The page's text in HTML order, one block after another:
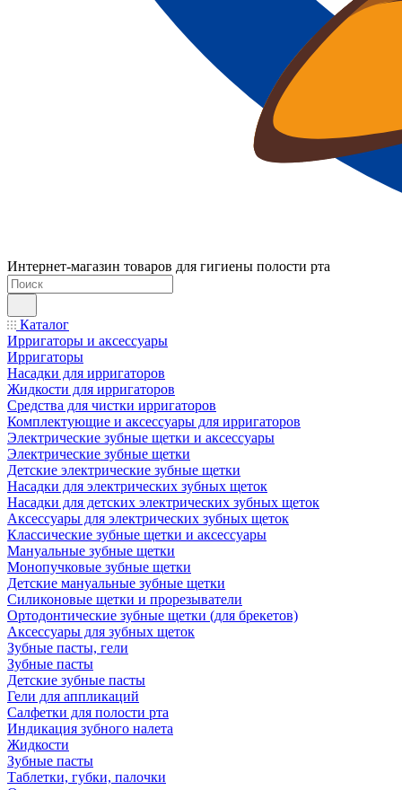
Интернет-магазин товаров для гигиены полости рта
Каталог
Ирригаторы и аксессуары
Ирригаторы
Насадки для ирригаторов
Жидкости для ирригаторов
Средства для чистки ирригаторов
Комплектующие и аксессуары для ирригаторов
Электрические зубные щетки и аксессуары
Электрические зубные щетки
Детские электрические зубные щетки
Насадки для электрических зубных щеток
Насадки для детских электрических зубных щеток
Аксессуары для электрических зубных щеток
Классические зубные щетки и аксессуары
Мануальные зубные щетки
Монопучковые зубные щетки
Детские мануальные зубные щетки
Силиконовые щетки и прорезыватели
Ортодонтические зубные щетки (для брекетов)
Аксессуары для зубных щеток
Зубные пасты, гели
Зубные пасты
Детские зубные пасты
Гели для аппликаций
Салфетки для полости рта
Индикация зубного налета
Жидкости
Зубные пасты
Таблетки, губки, палочки